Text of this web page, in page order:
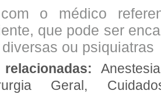
com o médico
que pode ser
ou psiquiatras
Geral,